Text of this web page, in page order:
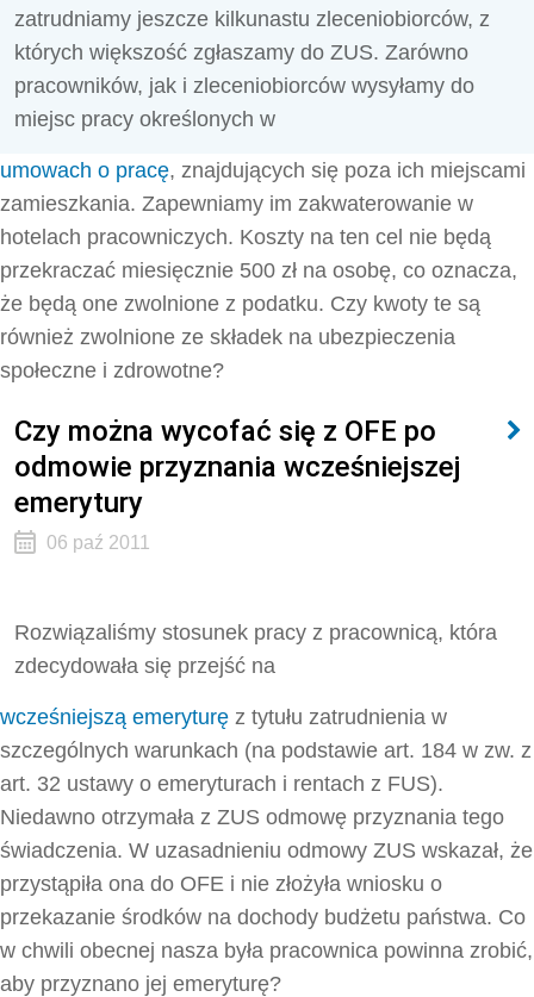
zatrudniamy jeszcze kilkunastu zleceniobiorców, z
których większość zgłaszamy do ZUS. Zarówno
pracowników, jak i zleceniobiorców wysyłamy do
miejsc pracy określonych w
umowach o pracę, znajdujących się poza ich miejscami
zamieszkania. Zapewniamy im zakwaterowanie w
hotelach pracowniczych. Koszty na ten cel nie będą
przekraczać miesięcznie 500 zł na osobę, co oznacza,
że będą one zwolnione z podatku. Czy kwoty te są
również zwolnione ze składek na ubezpieczenia
społeczne i zdrowotne?
Czy można wycofać się z OFE po
odmowie przyznania wcześniejszej
emerytury
06 paź 2011
Rozwiązaliśmy stosunek pracy z pracownicą, która
zdecydowała się przejść na
wcześniejszą emeryturę z tytułu zatrudnienia w
szczególnych warunkach (na podstawie art. 184 w zw. z
art. 32 ustawy o emeryturach i rentach z FUS).
Niedawno otrzymała z ZUS odmowę przyznania tego
świadczenia. W uzasadnieniu odmowy ZUS wskazał, że
przystąpiła ona do OFE i nie złożyła wniosku o
przekazanie środków na dochody budżetu państwa. Co
w chwili obecnej nasza była pracownica powinna zrobić,
aby przyznano jej emeryturę?